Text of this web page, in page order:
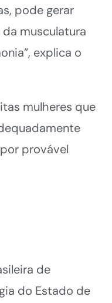
pode gerar
musculatura
explica o
mulheres que
provável
de
do Estado de